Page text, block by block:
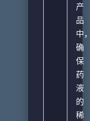
产
品
中
确
保
药
液
的
稀